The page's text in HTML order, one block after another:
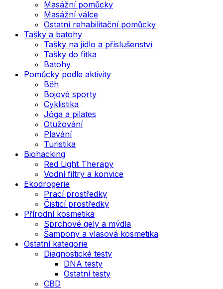
Masážní pomůcky
Masážní válce
Ostatní rehabilitační pomůcky
Tašky a batohy
Tašky na jídlo a příslušenství
Tašky do fitka
Batohy
Pomůcky podle aktivity
Běh
Bojové sporty
Cyklistika
Jóga a pilates
Otužování
Plavání
Turistika
Biohacking
Red Light Therapy
Vodní filtry a konvice
Ekodrogerie
Prací prostředky
Čisticí prostředky
Přírodní kosmetika
Sprchové gely a mýdla
Šampony a vlasová kosmetika
Ostatní kategorie
Diagnostické testy
DNA testy
Ostatní testy
CBD